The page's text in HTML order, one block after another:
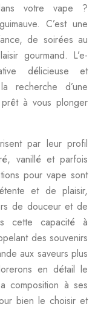
votre vape ?
C’est une
de soirées au
gourmand. L’e-
délicieuse et
recherche d’une
à vous plonger
par leur profil
vanillé et parfois
pour vape sont
et de plaisir,
de douceur et de
cette capacité à
des souvenirs
aux saveurs plus
en détail le
composition à ses
bien le choisir et